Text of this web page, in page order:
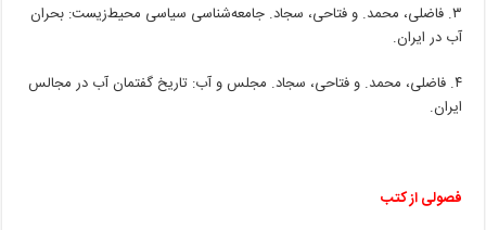
۳. فاضلی، محمد. و فتاحی، سجاد. جامعه‌شناسی سیاسی محیط‌زیست: بحران
آب در ایران.
۴. فاضلی، محمد. و فتاحی، سجاد. مجلس و آب: تاریخ گفتمان آب در مجالس
ایران.
فصولی از کتب